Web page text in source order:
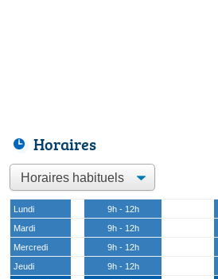
Horaires
Lundi 9h - 12h
Mardi
9h - 12h
Mercredi
9h - 12h
Jeudi
9h - 12h